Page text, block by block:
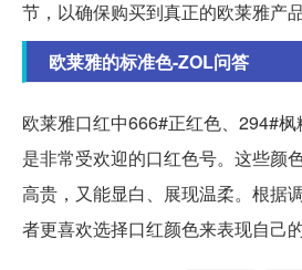
节，以确保购买到真正的欧莱雅产品
欧莱雅的标准色-ZOL问答
欧莱雅口红中666#正红色、294#
是非常受欢迎的口红色号。这些颜
高贵，又能显白、展现温柔。根据
者更喜欢选择口红颜色来表现自己